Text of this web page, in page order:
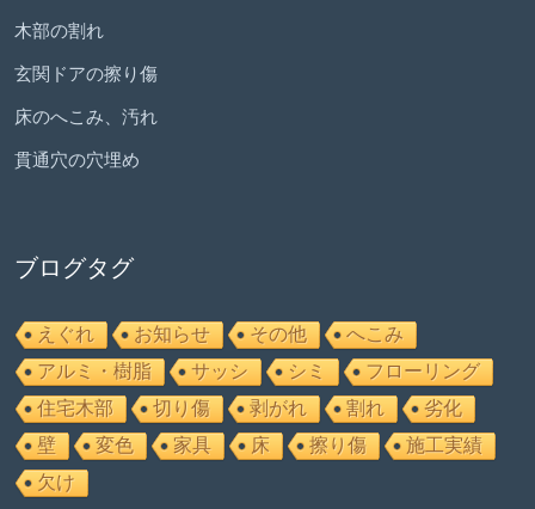
木部の割れ
玄関ドアの擦り傷
床のへこみ、汚れ
貫通穴の穴埋め
ブログタグ
えぐれ お知らせ その他
へこみ
アルミ・樹脂
サッシ シミ
フローリング
住宅木部
切り傷 剥がれ 割れ
劣化
壁
変色 家具 床 擦り傷
施工実績
欠け